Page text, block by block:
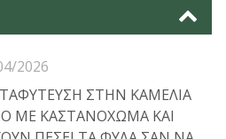
2026
ΣΤΗΝ ΚΑΜΕΛΙΑ
ΜΕ ΚΑΣΤΑΝΟΧΩΜΑ ΚΑΙ